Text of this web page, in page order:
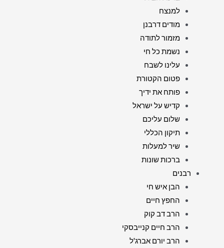
למנצח
מודים דרבנן
מזמור לתודה
נשמת כל חי
עלינו לשבח
פטום הקטורת
פותח את ידיך
קדיש על ישראל
שלום עליכם
תיקון הכללי
שיר למעלות
ברכות שונות
רבנים
הבן איש חי
החפץ חיים
הרב דב קוק
הרב חיים קנייבסקי
הרב יורם אברג'ל